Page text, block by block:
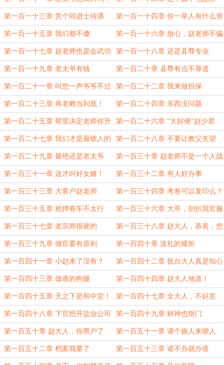
第一百一十三章 赏个同进士待遇 第一百一十四章 你一举人有什么资
格！
第一百一十五章 我们都不傻 第一百一十六章 放心，赵老师不骗
人
第一百一十七章 赵老师也是会武功
的
第一百一十八章 还是县尊专业
第一百一十九章 老太爷有钱 第一百二十章 县尊有点不厚道
第一百二十一章 叫您一声爷爷不过
份吧？
第一百二十二章 我来做担保
第一百二十三章 将老赖当到底！ 第一百二十四章 东西没问题
第一百二十五章 帮里决定老师你升
了
第一百二十六章 “大好佬”赵少君
第一百二十七章 我们才是最唬人的 第一百二十八章 不要让教父失望
第一百二十九章 最绝还是老太爷 第一百三十章 赵老师不是一个人战
斗
第一百三十一章 这才叫好女婿！ 第一百三十二章 有人好办事
第一百三十三章 大客户赵老师 第一百三十四章 考卷可以复印么？
第一百三十五章 抢押卷车不太行 第一百三十六章 大哥，别扒我官服
啊！
第一百三十七章 老宗师很硬的 第一百三十八章 赵大人，恭喜，您
又升了！
第一百三十九章 做官要有原则 第一百四十章 送礼的规矩
第一百四十一章 小赵来了没有？ 第一百四十二章 抚台大人真是知心
人啊
第一百四十三章 做谁的狗腿 第一百四十四章 赵大人地道！
第一百四十五章 天之下是和中堂！ 第一百四十七章 全大人，不好意
思，我卖了你
第一百四十八章 下官想开盐业公司 第一百四十九章 财神也抠门
第一百五十章 赵大人，你黑户了 第一百五十一章 请个旗人来唬人
第一百五十二章 档案我要了 第一百五十三章 谁不办就办谁